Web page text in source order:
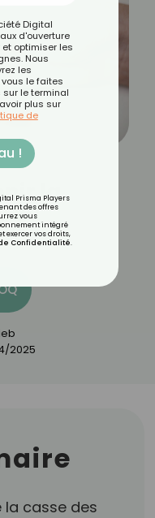
la
?
2025
la casse des
Digital
d'ouverture
optimiser les
Nous
les
le faites
le terminal
plus sur
de
!
Prisma Players
des offres
vous
intégré
exercer vos droits,
Confidentialité.